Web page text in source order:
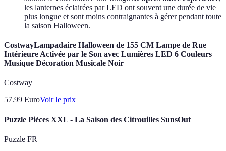
les lanternes éclairées par LED ont souvent une durée de vie
plus longue et sont moins contraignantes à gérer pendant toute
la saison Halloween.
CostwayLampadaire Halloween de 155 CM Lampe de Rue
Intérieure Activée par le Son avec Lumières LED 6 Couleurs
Musique Décoration Musicale Noir
Costway
57.99 EuroVoir le prix
Puzzle Pièces XXL - La Saison des Citrouilles SunsOut
Puzzle FR